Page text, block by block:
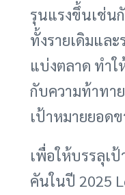
รุนแรงขึ้นเช่น
ทั้งรายเดิมและ
แบ่งตลาด ทำ
กับความท้าทา
เป้าหมายยอด
เพื่อให้บรรลุเ
คันในปี 2025